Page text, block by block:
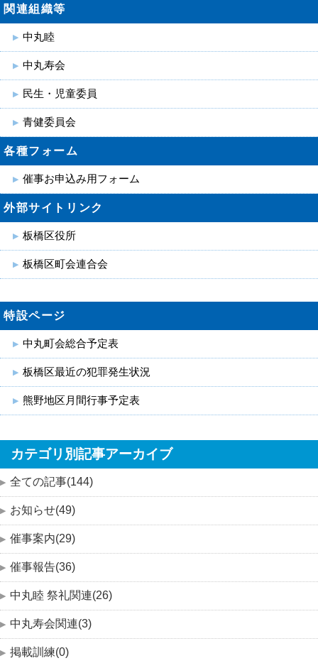
関連組織等
中丸睦
中丸寿会
民生・児童委員
青健委員会
各種フォーム
催事お申込み用フォーム
外部サイトリンク
板橋区役所
板橋区町会連合会
特設ページ
中丸町会総合予定表
板橋区最近の犯罪発生状況
熊野地区月間行事予定表
カテゴリ別記事アーカイブ
全ての記事(144)
お知らせ(49)
催事案内(29)
催事報告(36)
中丸睦 祭礼関連(26)
中丸寿会関連(3)
掲載訓練(0)